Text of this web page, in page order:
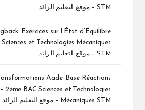
STM – موقع التعليم الرائد
Exercices sur l’État d’Équilibre
et Technologies Mécaniques
STM – موقع التعليم الرائد
Acide-Base Réactions
2ème BAC Sciences et Technologies
Mécaniques STM – موقع التعليم الرائد